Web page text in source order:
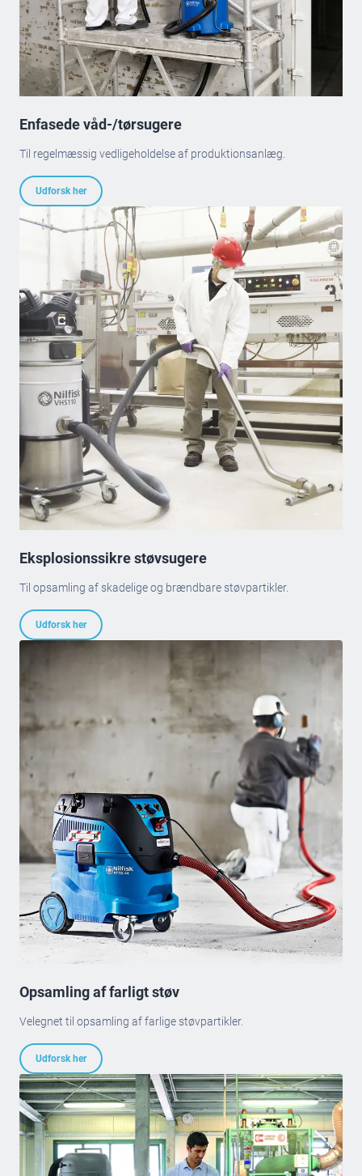
Enfasede våd-/tørsugere
Til regelmæssig vedligeholdelse af produktionsanlæg.
Udforsk her
Eksplosionssikre støvsugere
Til opsamling af skadelige og brændbare støvpartikler.
Udforsk her
Opsamling af farligt støv
Velegnet til opsamling af farlige støvpartikler.
Udforsk her